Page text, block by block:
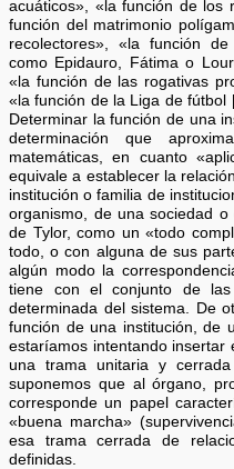
acuáticos», «la función de los
función del matrimonio
recolectores», «la función
como Epidauro, Fátima o
«la función de las rogativas
«la función de la Liga de fútbol
Determinar la función de una
determinación que
matemáticas, en cuanto
equivale a establecer la
institución o familia de
organismo, de una sociedad
de Tylor, como un «todo
todo, o con alguna de sus
algún modo la
tiene con el conjunto de
determinada del sistema. De
función de una institución, de
estaríamos intentando insertar
una trama unitaria y
suponemos que al órgano,
corresponde un papel
«buena marcha»
esa trama cerrada de
definidas.